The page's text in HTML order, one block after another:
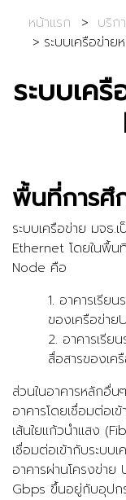
หน้าแรก
บริก
ระบบเครือข่า
ระบบเค
พื้นที่การศึ
ระบบเครือข่าย มจธ.
Ethernet โดยในพื้
Node คือ
1. อาคารเรีย
ของเครือข่าย
2. อาคารเรีย
สื่อสารของเค
ส่วนในอาคารหลักอื่
อาคารโดยเชื่อมต่อ
เส้นใยแก้วนำแสง
เชื่อมต่อเข้ากับระบบ
อาคารผ่านโครงข่า
Gbps ขึ้นอยู่กับอุปก